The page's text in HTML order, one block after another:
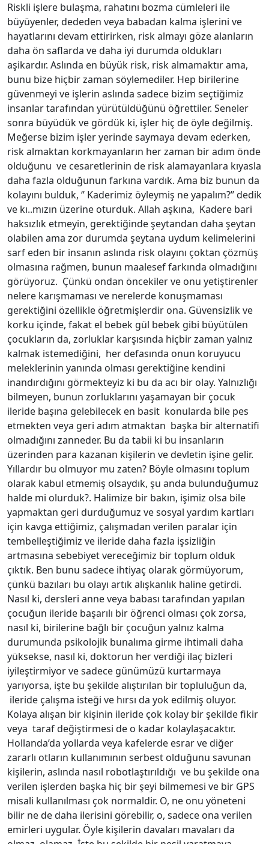
Riskli işlere bulaşma, rahatını bozma cümleleri ile
büyüyenler, dededen veya babadan kalma işlerini ve
hayatlarını devam ettirirken, risk almayı göze alanların
daha ön saflarda ve daha iyi durumda oldukları
aşikardır. Aslında en büyük risk, risk almamaktır ama,
bunu bize hiçbir zaman söylemediler. Hep birilerine
güvenmeyi ve işlerin aslında sadece bizim seçtiğimiz
insanlar tarafından yürütüldüğünü öğrettiler. Seneler
sonra büyüdük ve gördük ki, işler hiç de öyle değilmiş.
Meğerse bizim işler yerinde saymaya devam ederken,
risk almaktan korkmayanların her zaman bir adım önde
olduğunu ve cesaretlerinin de risk alamayanlara kıyasla
daha fazla olduğunun farkına vardık. Ama biz bunun da
kolayını bulduk, ‘’ Kaderimiz öyleymiş ne yapalım?’’ dedik
ve kı..mızın üzerine oturduk. Allah aşkına, Kadere bari
haksızlık etmeyin, gerektiğinde şeytandan daha şeytan
olabilen ama zor durumda şeytana uydum kelimelerini
sarf eden bir insanın aslında risk olayını çoktan çözmüş
olmasına rağmen, bunun maalesef farkında olmadığını
görüyoruz. Çünkü ondan öncekiler ve onu yetiştirenler
nelere karışmaması ve nerelerde konuşmaması
gerektiğini özellikle öğretmişlerdir ona. Güvensizlik ve
korku içinde, fakat el bebek gül bebek gibi büyütülen
çocukların da, zorluklar karşısında hiçbir zaman yalnız
kalmak istemediğini, her defasında onun koruyucu
meleklerinin yanında olması gerektiğine kendini
inandırdığını görmekteyiz ki bu da acı bir olay. Yalnızlığı
bilmeyen, bunun zorluklarını yaşamayan bir çocuk
ileride başına gelebilecek en basit konularda bile pes
etmekten veya geri adım atmaktan başka bir alternatifi
olmadığını zanneder. Bu da tabii ki bu insanların
üzerinden para kazanan kişilerin ve devletin işine gelir.
Yıllardır bu olmuyor mu zaten? Böyle olmasını toplum
olarak kabul etmemiş olsaydık, şu anda bulunduğumuz
halde mi olurduk?. Halimize bir bakın, işimiz olsa bile
yapmaktan geri durduğumuz ve sosyal yardım kartları
için kavga ettiğimiz, çalışmadan verilen paralar için
tembelleştiğimiz ve ileride daha fazla işsizliğin
artmasına sebebiyet vereceğimiz bir toplum olduk
çıktık. Ben bunu sadece ihtiyaç olarak görmüyorum,
çünkü bazıları bu olayı artık alışkanlık haline getirdi.
Nasıl ki, dersleri anne veya babası tarafından yapılan
çocuğun ileride başarılı bir öğrenci olması çok zorsa,
nasıl ki, birilerine bağlı bir çocuğun yalnız kalma
durumunda psikolojik bunalıma girme ihtimali daha
yüksekse, nasıl ki, doktorun her verdiği ilaç bizleri
iyileştirmiyor ve sadece günümüzü kurtarmaya
yarıyorsa, işte bu şekilde alıştırılan bir topluluğun da,
ileride çalışma isteği ve hırsı da yok edilmiş oluyor.
Kolaya alışan bir kişinin ileride çok kolay bir şekilde fikir
veya taraf değiştirmesi de o kadar kolaylaşacaktır.
Hollanda’da yollarda veya kafelerde esrar ve diğer
zararlı otların kullanımının serbest olduğunu savunan
kişilerin, aslında nasıl robotlaştırıldığı ve bu şekilde ona
verilen işlerden başka hiç bir şeyi bilmemesi ve bir GPS
misali kullanılması çok normaldir. O, ne onu yöneteni
bilir ne de daha ilerisini görebilir, o, sadece ona verilen
emirleri uygular. Öyle kişilerin davaları mavaları da